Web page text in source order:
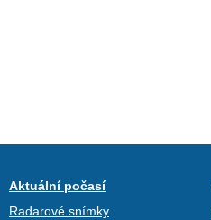
Aktuální počasí
Radarové snímky